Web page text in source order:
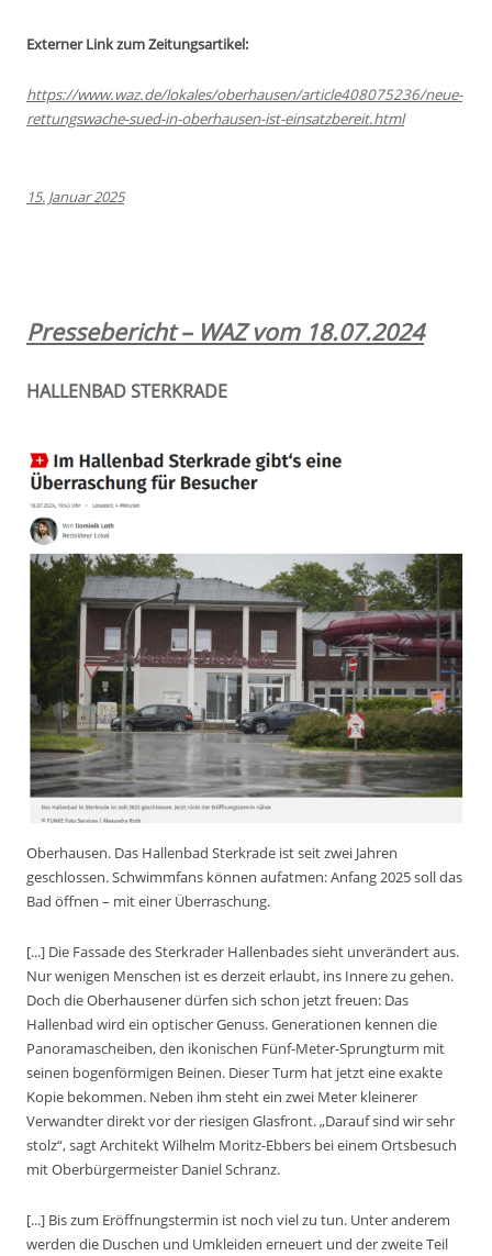
Externer Link zum Zeitungsartikel:
https://www.waz.de/lokales/oberhausen/article408075236/neue-
rettungswache-sued-in-oberhausen-ist-einsatzbereit.html
15. Januar 2025
Pressebericht – WAZ vom 18.07.2024
HALLENBAD STERKRADE
Oberhausen. Das Hallenbad Sterkrade ist seit zwei Jahren
geschlossen. Schwimmfans können aufatmen: Anfang 2025 soll das
Bad öffnen – mit einer Überraschung.
[...] Die Fassade des Sterkrader Hallenbades sieht unverändert aus.
Nur wenigen Menschen ist es derzeit erlaubt, ins Innere zu gehen.
Doch die Oberhausener dürfen sich schon jetzt freuen: Das
Hallenbad wird ein optischer Genuss. Generationen kennen die
Panoramascheiben, den ikonischen Fünf-Meter-Sprungturm mit
seinen bogenförmigen Beinen. Dieser Turm hat jetzt eine exakte
Kopie bekommen. Neben ihm steht ein zwei Meter kleinerer
Verwandter direkt vor der riesigen Glasfront. „Darauf sind wir sehr
stolz“, sagt Architekt Wilhelm Moritz-Ebbers bei einem Ortsbesuch
mit Oberbürgermeister Daniel Schranz.
[...] Bis zum Eröffnungstermin ist noch viel zu tun. Unter anderem
werden die Duschen und Umkleiden erneuert und der zweite Teil